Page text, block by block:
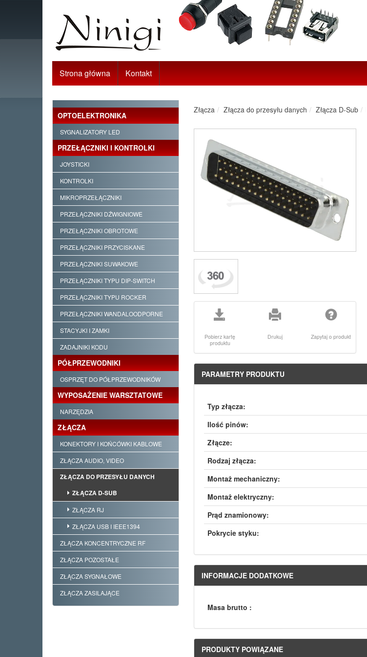
Strona główna Kontakt
OPTOELEKTRONIKA
SYGNALIZATORY LED
PRZEŁĄCZNIKI I KONTROLKI
JOYSTICKI
KONTROLKI
MIKROPRZEŁĄCZNIKI
PRZEŁĄCZNIKI DŹWIGNIOWE
PRZEŁĄCZNIKI OBROTOWE
PRZEŁĄCZNIKI PRZYCISKANE
PRZEŁĄCZNIKI SUWAKOWE
PRZEŁĄCZNIKI TYPU DIP-SWITCH
PRZEŁĄCZNIKI TYPU ROCKER
PRZEŁĄCZNIKI WANDALOODPORNE
STACYJKI I ZAMKI
ZADAJNIKI KODU
PÓŁPRZEWODNIKI
OSPRZĘT DO PÓŁPRZEWODNIKÓW
WYPOSAŻENIE WARSZTATOWE
NARZĘDZIA
ZŁĄCZA
KONEKTORY I KOŃCÓWKI KABLOWE
ZŁĄCZA AUDIO, VIDEO
ZŁĄCZA DO PRZESYŁU DANYCH
ZŁĄCZA D-SUB
ZŁĄCZA RJ
ZŁĄCZA USB I IEEE1394
ZŁĄCZA KONCENTRYCZNE RF
ZŁĄCZA POZOSTAŁE
ZŁĄCZA SYGNAŁOWE
ZŁĄCZA ZASILAJĄCE
Złącza Złącza do przesyłu danych Złącza D-Sub
Pobierz kartę
produktu
Drukuj Zapytaj o produkt
PARAMETRY PRODUKTU
Typ złącza:
Ilość pinów:
Złącze:
Rodzaj złącza:
Montaż mechaniczny:
Montaż elektryczny:
Prąd znamionowy:
Pokrycie styku:
INFORMACJE DODATKOWE
Masa brutto :
PRODUKTY POWIĄZANE